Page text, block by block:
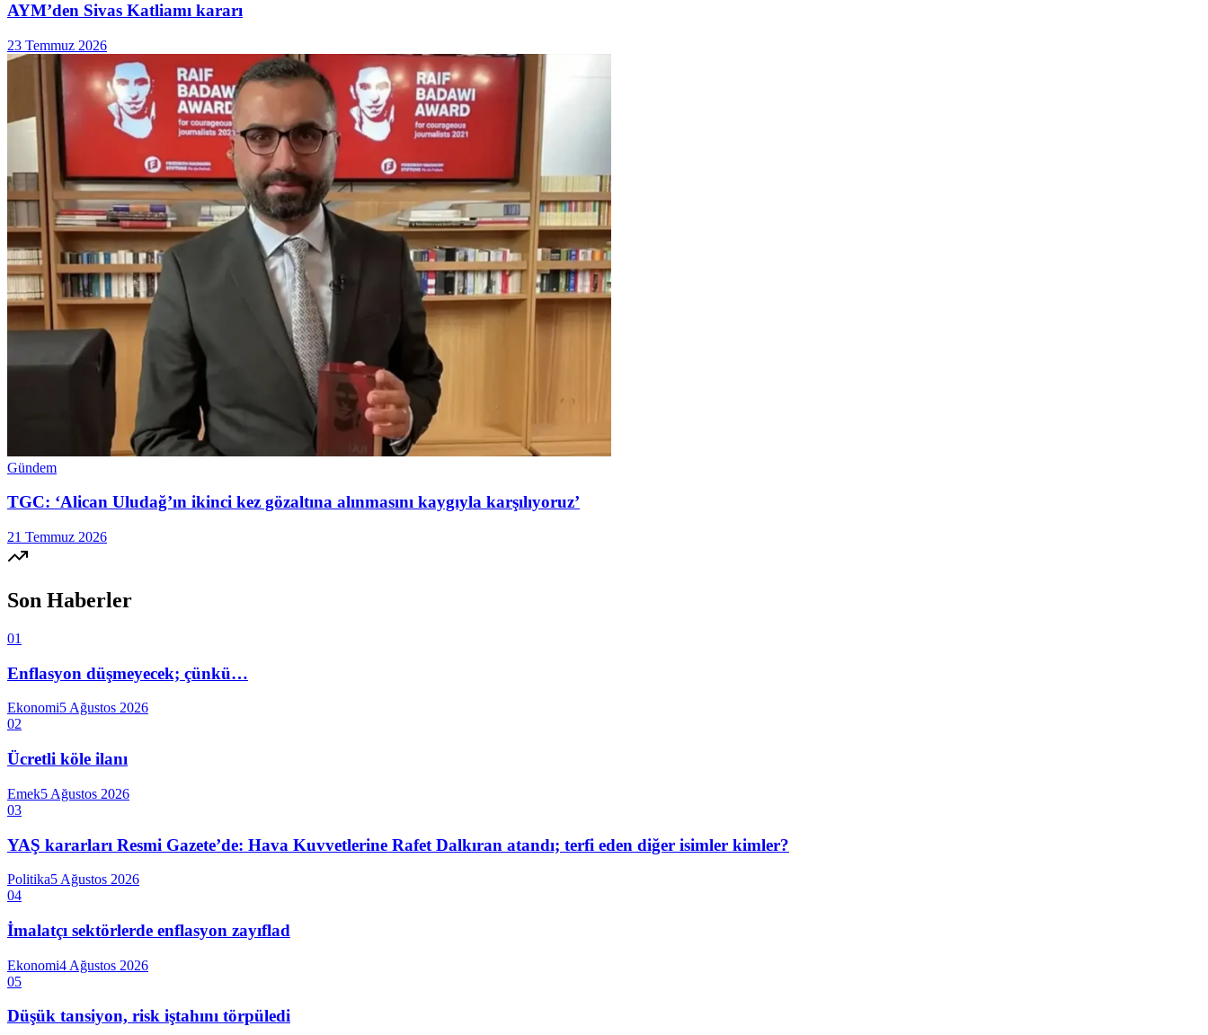
AYM’den Sivas Katliamı kararı
23 Temmuz 2026
Gündem
TGC: ‘Alican Uludağ’ın ikinci kez gözaltına alınmasını kaygıyla karşılıyoruz’
21 Temmuz 2026
Son Haberler
01
Enflasyon düşmeyecek; çünkü…
Ekonomi5 Ağustos 2026
02
Ücretli köle ilanı
Emek5 Ağustos 2026
03
YAŞ kararları Resmi Gazete’de: Hava Kuvvetlerine Rafet Dalkıran atandı; terfi eden diğer isimler kimler?
Politika5 Ağustos 2026
04
İmalatçı sektörlerde enflasyon zayıflad
Ekonomi4 Ağustos 2026
05
Düşük tansiyon, risk iştahını törpüledi